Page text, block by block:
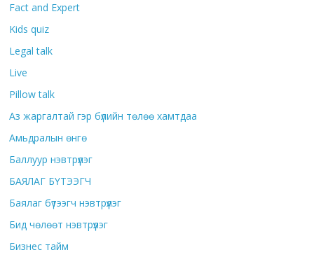
Fact and Expert
Kids quiz
Legal talk
Live
Pillow talk
Аз жаргалтай гэр бүлийн төлөө хамтдаа
Амьдралын өнгө
Баллуур нэвтрүүлэг
БАЯЛАГ БҮТЭЭГЧ
Баялаг бүтээгч нэвтрүүлэг
Бид чөлөөт нэвтрүүлэг
Бизнес тайм